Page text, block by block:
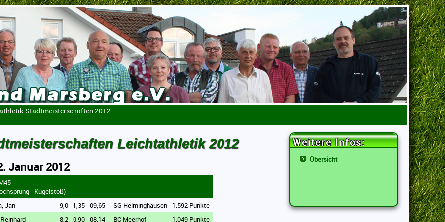
Stadtmeisterschaften 2012
Weitere Infos:
Übersicht
Leichtathletik 2012
Januar 2012
- Kugelstoß)
Jan
9,0 - 1,35 - 09,65 SG Helminghausen
1.592 Punkte
8,2 - 0,90 - 08,14 BC Meerhof
1.049 Punkte